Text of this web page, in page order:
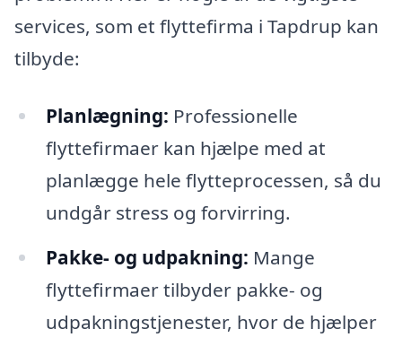
services, som et flyttefirma i Tapdrup kan
tilbyde:
Planlægning: Professionelle
flyttefirmaer kan hjælpe med at
planlægge hele flytteprocessen, så du
undgår stress og forvirring.
Pakke- og udpakning: Mange
flyttefirmaer tilbyder pakke- og
udpakningstjenester, hvor de hjælper